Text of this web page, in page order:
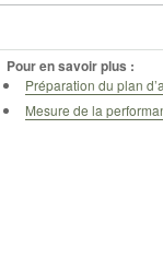
Pour en savoir plus :
Préparation du plan
Mesure de la